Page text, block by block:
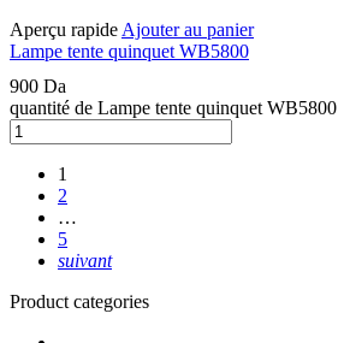
Aperçu rapide Ajouter au panier
Lampe tente quinquet WB5800
900 Da
quantité de Lampe tente quinquet WB5800
1
2
…
5
suivant
Product categories